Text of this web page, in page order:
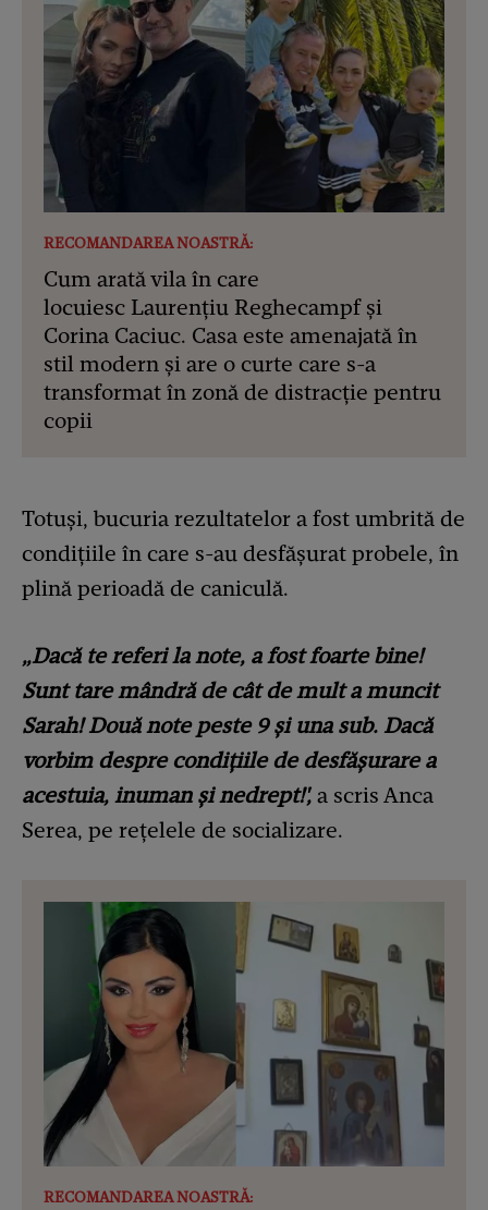
RECOMANDAREA NOASTRĂ:
Cum arată vila în care
locuiesc Laurențiu Reghecampf și
Corina Caciuc. Casa este amenajată în
stil modern și are o curte care s-a
transformat în zonă de distracție pentru
copii
Totuși, bucuria rezultatelor a fost umbrită de
condițiile în care s-au desfășurat probele, în
plină perioadă de caniculă.
„Dacă te referi la note, a fost foarte bine!
Sunt tare mândră de cât de mult a muncit
Sarah! Două note peste 9 și una sub. Dacă
vorbim despre condițiile de desfășurare a
acestuia, inuman și nedrept!', a scris Anca
Serea, pe rețelele de socializare.
RECOMANDAREA NOASTRĂ: